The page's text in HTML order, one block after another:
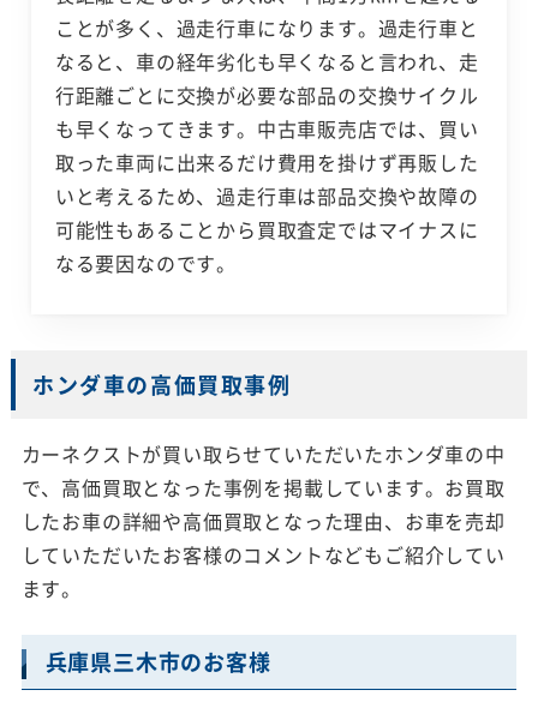
ことが多く、過走行車になります。過走行車と
なると、車の経年劣化も早くなると言われ、走
行距離ごとに交換が必要な部品の交換サイクル
も早くなってきます。中古車販売店では、買い
取った車両に出来るだけ費用を掛けず再販した
いと考えるため、過走行車は部品交換や故障の
可能性もあることから買取査定ではマイナスに
なる要因なのです。
ホンダ車の高価買取事例
カーネクストが買い取らせていただいたホンダ車の中
で、高価買取となった事例を掲載しています。お買取
したお車の詳細や高価買取となった理由、お車を売却
していただいたお客様のコメントなどもご紹介してい
ます。
兵庫県三木市のお客様